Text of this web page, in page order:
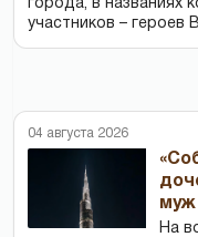
города, в названиях
участников – героев
04 августа 2026
муж
На